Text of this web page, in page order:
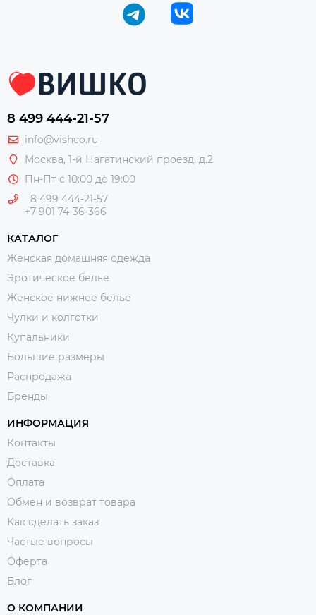
8 499 444-21-57
info@vishco.ru
Москва, 1-й Нагатинский проезд, д.2
Пн-Пт с 10:00 до 19:00
8 499 444-21-57
+7 901 74-36-366
КАТАЛОГ
Женская домашняя одежда
Эротическое белье
Женское нижнее белье
Чулки и колготки
Купальники
Большие размеры
Распродажа
Бренды
ИНФОРМАЦИЯ
Контакты
Доставка
Оплата
Обмен и возврат товара
Как сделать заказ
Частые вопросы
Оферта
Блог
О КОМПАНИИ